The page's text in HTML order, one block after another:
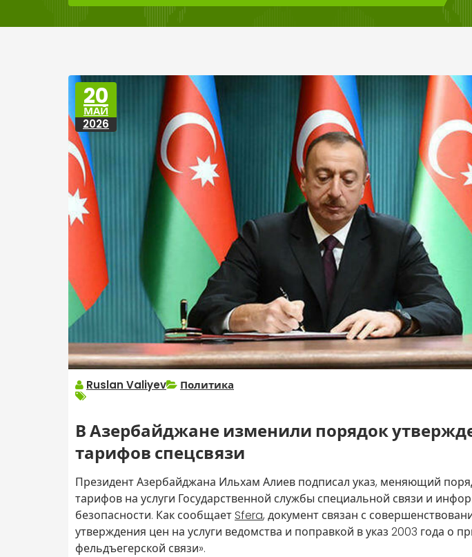
20
МАЙ
2026
Ruslan Valiyev Политика
В Азербайджане изменили порядок
тарифов спецсвязи
Президент Азербайджана Ильхам Алиев подписал указ, меняющий
тарифов на услуги Государственной службы специальной связи и
безопасности. Как сообщает Sfera, документ связан с
утверждения цен на услуги ведомства и поправкой в указ 2003 года о
фельдъегерской связи».